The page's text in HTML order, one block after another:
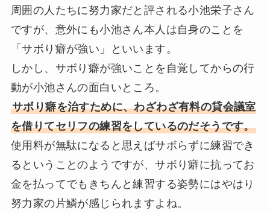
周囲の人たちに努力家だと評される小池栄子さん
ですが、意外にも小池さん本人は自身のことを
「サボり癖が強い」といいます。
しかし、サボり癖が強いことを自覚してからの行
動が小池さんの面白いところ。
サボり癖を治すために、わざわざ有料の貸会議室
を借りてセリフの練習をしているのだそうです。
使用料が無駄になると思えばサボらずに練習でき
るということのようですが、サボり癖に抗ってお
金を払ってでもきちんと練習する姿勢にはやはり
努力家の片鱗が感じられますよね。